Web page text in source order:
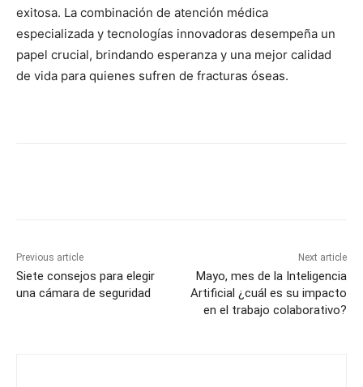
exitosa. La combinación de atención médica
especializada y tecnologías innovadoras desempeña un
papel crucial, brindando esperanza y una mejor calidad
de vida para quienes sufren de fracturas óseas.
Previous article
Siete consejos para elegir
una cámara de seguridad
Next article
Mayo, mes de la Inteligencia
Artificial ¿cuál es su impacto
en el trabajo colaborativo?